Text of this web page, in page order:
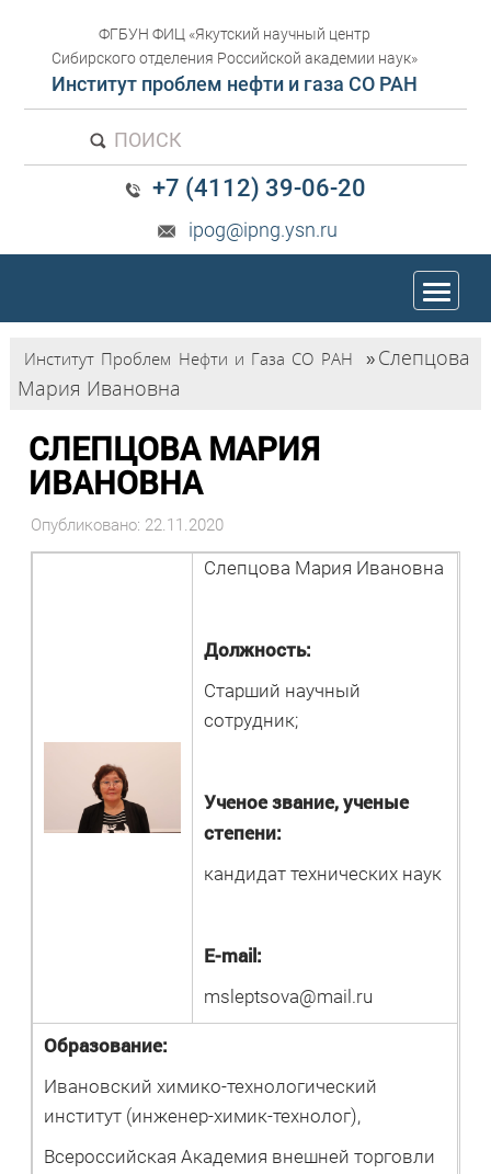
ФГБУН ФИЦ «Якутский научный центр
Сибирского отделения Российской академии наук»
Институт проблем нефти и газа СО РАН
ПОИСК
+7 (4112) 39-06-20
ipog@ipng.ysn.ru
trk
Институт Проблем Нефти и Газа СО РАН »Слепцова
Мария Ивановна
СЛЕПЦОВА МАРИЯ
ИВАНОВНА
Опубликовано: 22.11.2020
Слепцова Мария Ивановна
Должность:
Старший научный
сотрудник;
Ученое звание, ученые
степени:
кандидат технических наук
E-mail:
msleptsova@mail.ru
Образование:
Ивановский химико-технологический
институт (инженер-химик-технолог),
Всероссийская Академия внешней торговли